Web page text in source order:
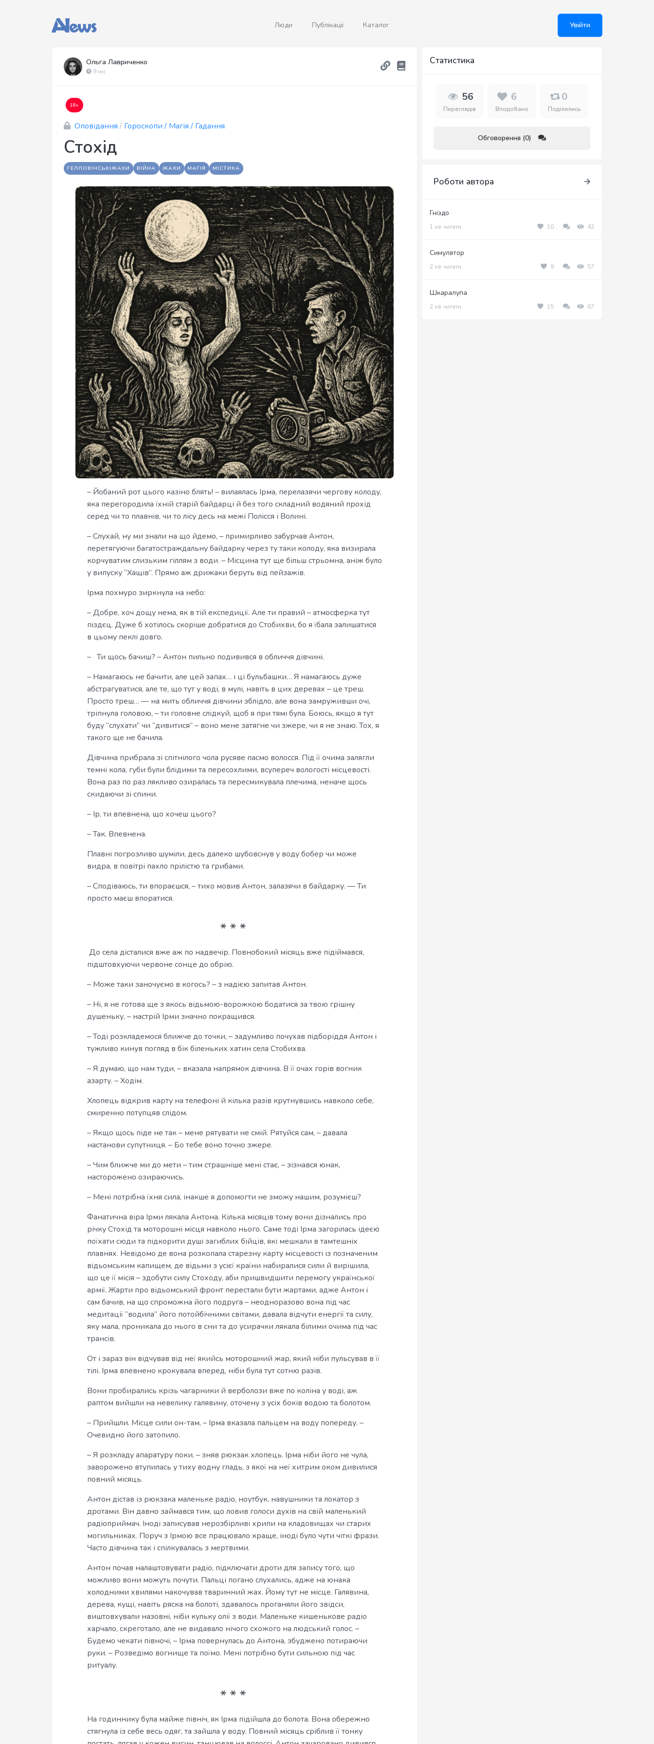
Люди Публікації Каталог Увійти
Ольга Лавриченко
9 міс
18+
Оповідання / Гороскопи / Магія / Гадання
Стохід
ГЕЛЛОВІНСЬКІЖАХИ ВІЙНА ЖАХИ МАГІЯ МІСТИКА
– Йобаний рот цього казіно блять! – вилаялась Ірма, перелазячи чергову колоду,
яка перегородила їхній старій байдарці й без того складний водяний прохід
серед чи то плавнів, чи то лісу десь на межі Полісся і Волині.
– Слухай, ну ми знали на що йдемо, – примирливо забурчав Антон,
перетягуючи багатостраждальну байдарку через ту таки колоду, яка визирала
корчуватим слизьким гіллям з води. – Місцина тут ще більш стрьомна, аніж було
у випуску “Хащів”. Прямо аж дрижаки беруть від пейзажів.
Ірма похмуро зиркнула на небо:
– Добре, хоч дощу нема, як в тій експедиції. Але ти правий – атмосферка тут
піздєц. Дуже б хотілось скоріше добратися до Стобихви, бо я їбала залишатися
в цьому пеклі довго.
– Ти щось бачиш? – Антон пильно подивився в обличчя дівчині.
– Намагаюсь не бачити, але цей запах… і ці бульбашки… Я намагаюсь дуже
абстрагуватися, але те, що тут у воді, в мулі, навіть в цих деревах – це треш.
Просто треш… — на мить обличчя дівчини зблідло, але вона замруживши очі,
тріпнула головою, – ти головне слідкуй, щоб я при тямі була. Боюсь, якщо я тут
буду “слухати” чи “дивитися” – воно мене затягне чи зжере, чи я не знаю. Тох, я
такого ще не бачила.
Дівчина прибрала зі спітнілого чола русяве пасмо волосся. Під її очима залягли
темні кола, губи були блідими та пересохлими, всупереч вологості місцевості.
Вона раз по раз лякливо озиралась та пересмикувала плечима, неначе щось
скидаючи зі спини.
– Ір, ти впевнена, що хочеш цього?
– Так. Впевнена.
Плавні погрозливо шуміли, десь далеко шубовснув у воду бобер чи може
видра, в повітрі пахло прілістю та грибами.
– Сподіваюсь, ти впораєшся, – тихо мовив Антон, залазячи в байдарку. — Ти
просто маєш впоратися.
До села дісталися вже аж по надвечір. Повнобокий місяць вже підіймався,
підштовхуючи червоне сонце до обрію.
– Може таки заночуємо в когось? – з надією запитав Антон.
– Ні, я не готова ще з якось відьмою-ворожкою бодатися за твою грішну
душеньку, – настрій Ірми значно покращився.
– Тоді розкладемося ближче до точки, – задумливо почухав підборіддя Антон і
тужливо кинув погляд в бік біленьких хатин села Стобихва.
– Я думаю, що нам туди, – вказала напрямок дівчина. В її очах горів вогник
азарту. – Ходім.
Хлопець відкрив карту на телефоні й кілька разів крутнувшись навколо себе,
смиренно потупцяв слідом.
– Якщо щось піде не так – мене рятувати не смій. Рятуйся сам, – давала
настанови супутниця. – Бо тебе воно точно зжере.
– Чим ближче ми до мети – тим страшніше мені стає, – зізнався юнак,
насторожено озираючись.
– Мені потрібна їхня сила, інакше я допомогти не зможу нашим, розумієш?
Фанатична віра Ірми лякала Антона. Кілька місяців тому вони дізнались про
річку Стохід та моторошні місця навколо нього. Саме тоді Ірма загорілась ідеєю
поїхати сюди та підкорити душі загиблих бійців, які мешкали в тамтешніх
плавнях. Невідомо де вона розкопала старезну карту місцевості із позначеним
відьомським капищем, де відьми з усієї країни набиралися сили й вирішила,
що це її місія – здобути силу Стоходу, аби пришвидшити перемогу української
армії. Жарти про відьомський фронт перестали бути жартами, адже Антон і
сам бачив, на що спроможна його подруга – неодноразово вона під час
медитації “водила” його потойбічними світами, давала відчути енергії та силу,
яку мала, проникала до нього в сни та до усирачки лякала білими очима під час
трансів.
От і зараз він відчував від неї якийсь моторошний жар, який ніби пульсував в її
тілі. Ірма впевнено крокувала вперед, ніби була тут сотню разів.
Вони пробирались крізь чагарники й верболози вже по коліна у воді, аж
раптом вийшли на невелику галявину, оточену з усіх боків водою та болотом.
– Прийшли. Місце сили он-там, – Ірма вказала пальцем на воду попереду. –
Очевидно його затопило.
– Я розкладу апаратуру поки, – зняв рюкзак хлопець. Ірма ніби його не чула,
заворожено втупилась у тиху водну гладь, з якої на неї хитрим оком дивилися
повний місяць.
Антон дістав із рюкзака маленьке радіо, ноутбук, навушники та локатор з
дротами. Він давно займався тим, що ловив голоси духів на свій маленький
радіоприймач. Іноді записував нерозбірливі хрипи на кладовищах чи старих
могильниках. Поруч з Ірмою все працювало краще, іноді було чути чіткі фрази.
Часто дівчина так і спілкувалась з мертвими.
Антон почав налаштовувати радіо, підключати дроти для запису того, що
можливо вони можуть почути. Пальці погано слухались, адже на юнака
холодними хвилями накочував тваринний жах. Йому тут не місце. Галявина,
дерева, кущі, навіть ряска на болоті, здавалось проганяли його звідси,
виштовхували назовні, ніби кульку олії з води. Маленьке кишенькове радіо
харчало, скреготало, але не видавало нічого схожого на людський голос. –
Будемо чекати півночі, – Ірма повернулась до Антона, збуджено потираючи
руки. – Розведімо вогнище та поїмо. Мені потрібно бути сильною під час
ритуалу.
На годиннику була майже північ, як Ірма підійшла до болота. Вона обережно
стягнула із себе весь одяг, та зайшла у воду. Повний місяць сріблив її тонку
Статистика
56
Переглядів
6
Вподобано
0
Поділились
Обговорення (0)
Роботи автора
Гніздо
1 хв читати 10 42
Симулятор
2 хв читати 9 57
Шкаралупа
2 хв читати 15 67